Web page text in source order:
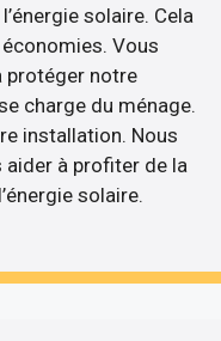
solaire. Cela
Vous
protéger notre
charge du ménage.
installation. Nous
aider à profiter de la
solaire.